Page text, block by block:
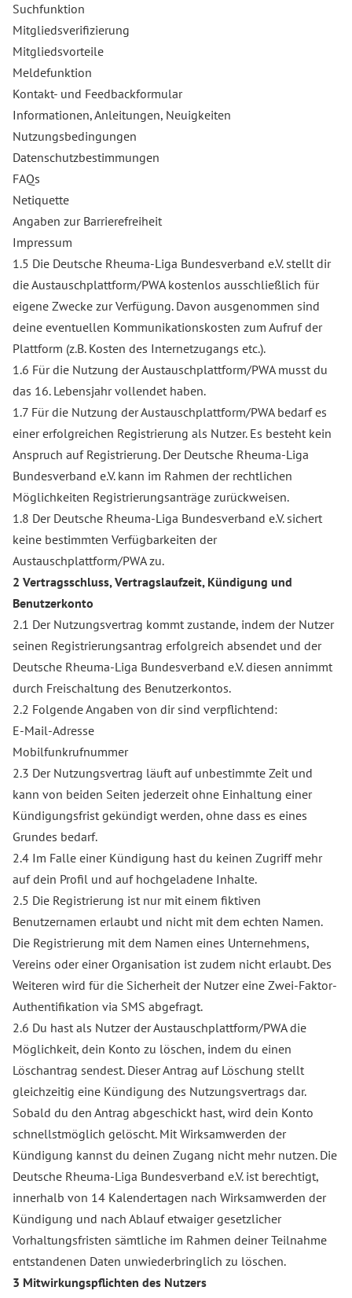
Suchfunktion
Mitgliedsverifizierung
Mitgliedsvorteile
Meldefunktion
Kontakt- und Feedbackformular
Informationen, Anleitungen, Neuigkeiten
Nutzungsbedingungen
Datenschutzbestimmungen
FAQs
Netiquette
Angaben zur Barrierefreiheit
Impressum
1.5 Die Deutsche Rheuma-Liga Bundesverband e.V. stellt dir
die Austauschplattform/PWA kostenlos ausschließlich für
eigene Zwecke zur Verfügung. Davon ausgenommen sind
deine eventuellen Kommunikationskosten zum Aufruf der
Plattform (z.B. Kosten des Internetzugangs etc.).
1.6 Für die Nutzung der Austauschplattform/PWA musst du
das 16. Lebensjahr vollendet haben.
1.7 Für die Nutzung der Austauschplattform/PWA bedarf es
einer erfolgreichen Registrierung als Nutzer. Es besteht kein
Anspruch auf Registrierung. Der Deutsche Rheuma-Liga
Bundesverband e.V. kann im Rahmen der rechtlichen
Möglichkeiten Registrierungsanträge zurückweisen.
1.8 Der Deutsche Rheuma-Liga Bundesverband e.V. sichert
keine bestimmten Verfügbarkeiten der
Austauschplattform/PWA zu.
2 Vertragsschluss, Vertragslaufzeit, Kündigung und
Benutzerkonto
2.1 Der Nutzungsvertrag kommt zustande, indem der Nutzer
seinen Registrierungsantrag erfolgreich absendet und der
Deutsche Rheuma-Liga Bundesverband e.V. diesen annimmt
durch Freischaltung des Benutzerkontos.
2.2 Folgende Angaben von dir sind verpflichtend:
E-Mail-Adresse
Mobilfunkrufnummer
2.3 Der Nutzungsvertrag läuft auf unbestimmte Zeit und
kann von beiden Seiten jederzeit ohne Einhaltung einer
Kündigungsfrist gekündigt werden, ohne dass es eines
Grundes bedarf.
2.4 Im Falle einer Kündigung hast du keinen Zugriff mehr
auf dein Profil und auf hochgeladene Inhalte.
2.5 Die Registrierung ist nur mit einem fiktiven
Benutzernamen erlaubt und nicht mit dem echten Namen.
Die Registrierung mit dem Namen eines Unternehmens,
Vereins oder einer Organisation ist zudem nicht erlaubt. Des
Weiteren wird für die Sicherheit der Nutzer eine Zwei-Faktor-
Authentifikation via SMS abgefragt.
2.6 Du hast als Nutzer der Austauschplattform/PWA die
Möglichkeit, dein Konto zu löschen, indem du einen
Löschantrag sendest. Dieser Antrag auf Löschung stellt
gleichzeitig eine Kündigung des Nutzungsvertrags dar.
Sobald du den Antrag abgeschickt hast, wird dein Konto
schnellstmöglich gelöscht. Mit Wirksamwerden der
Kündigung kannst du deinen Zugang nicht mehr nutzen. Die
Deutsche Rheuma-Liga Bundesverband e.V. ist berechtigt,
innerhalb von 14 Kalendertagen nach Wirksamwerden der
Kündigung und nach Ablauf etwaiger gesetzlicher
Vorhaltungsfristen sämtliche im Rahmen deiner Teilnahme
entstandenen Daten unwiederbringlich zu löschen.
3 Mitwirkungspflichten des Nutzers